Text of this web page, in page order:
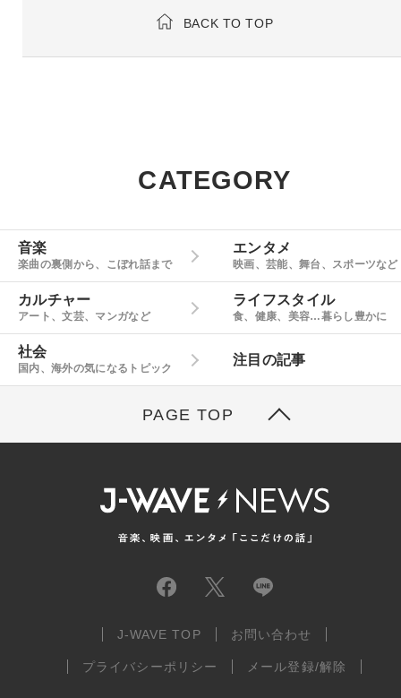
BACK TO TOP
CATEGORY
音楽
楽曲の裏側から、こぼれ話まで
エンタメ
映画、芸能、舞台、スポーツなど
カルチャー
アート、文芸、マンガなど
ライフスタイル
食、健康、美容…暮らし豊かに
社会
国内、海外の気になるトピック
注目の記事
PAGE TOP
J-WAVE TOP お問い合わせ
プライバシーポリシー メール登録/解除